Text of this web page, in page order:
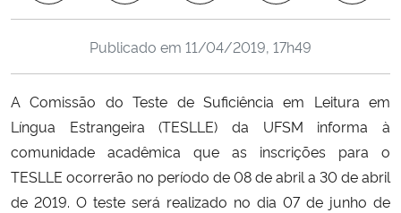
Ministério de Minas e Energia
Ministério da Ciência, Tecnologia, Inovações e Comunicações
Ministério do Meio Ambiente
Publicado em 11/04/2019, 17h49
A Comissão do Teste de Suficiência em Leitura em
Língua Estrangeira (TESLLE) da UFSM informa à
comunidade acadêmica que as inscrições para o
TESLLE ocorrerão no período de 08 de abril a 30 de abril
de 2019. O teste será realizado no dia 07 de junho de